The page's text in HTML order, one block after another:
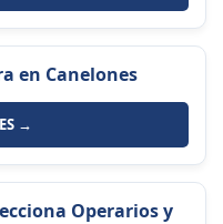
en Canelones
→
Operarios y